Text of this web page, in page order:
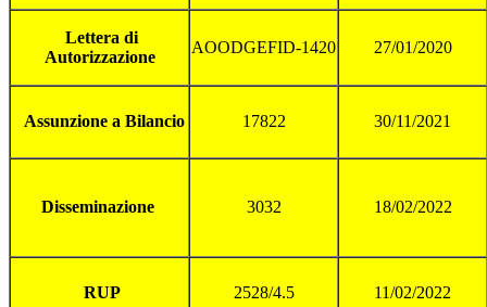
Lettera di
Autorizzazione
AOODGEFID-1420 27/01/2020
Assunzione a Bilancio 17822 30/11/2021
Disseminazione 3032 18/02/2022
RUP 2528/4.5 11/02/2022